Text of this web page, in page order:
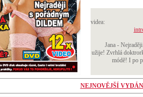
videa:
Jana -
užije! Zvrhlá
módě! I po
NEJNOVĚJŠÍ